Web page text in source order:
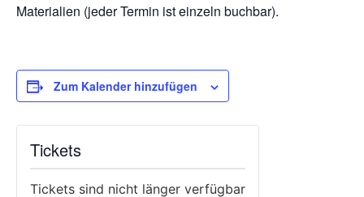
Materialien (jeder Termin ist einzeln buchbar).
Zum Kalender hinzufügen
Tickets
Tickets sind nicht länger verfügbar